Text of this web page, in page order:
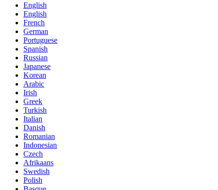
English
English
French
German
Portuguese
Spanish
Russian
Japanese
Korean
Arabic
Irish
Greek
Turkish
Italian
Danish
Romanian
Indonesian
Czech
Afrikaans
Swedish
Polish